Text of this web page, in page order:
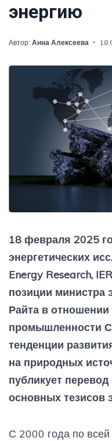
энергию
Автор: Анна Алексеева 18
18 февраля 2025
энергетических
Energy Research,
позиции министра
Райта в отношении
промышленности
тенденции
на природных
публикует
основных тезисов
С 2000 года по